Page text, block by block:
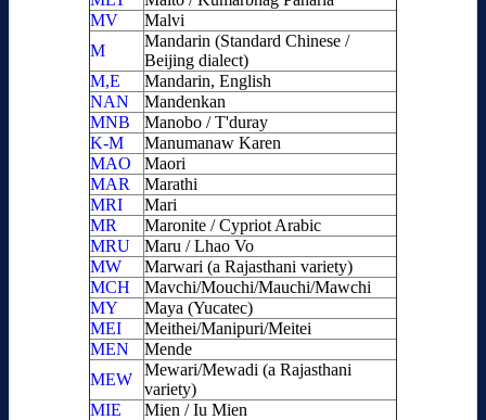
MV
Malvi
M
Mandarin (Standard Chinese /
Beijing dialect)
M,E
Mandarin, English
NAN
Mandenkan
MNB
Manobo / T'duray
K-M
Manumanaw Karen
MAO
Maori
MAR
Marathi
MRI
Mari
MR
Maronite / Cypriot Arabic
MRU
Maru / Lhao Vo
MW
Marwari (a Rajasthani variety)
MCH
Mavchi/Mouchi/Mauchi/Mawchi
MY
Maya (Yucatec)
MEI
Meithei/Manipuri/Meitei
MEN
Mende
MEW
Mewari/Mewadi (a Rajasthani
variety)
MIE
Mien / Iu Mien